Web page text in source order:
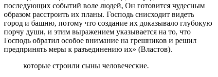
последующих событий воле людей, Он готовится чудесным
образом расстроить их планы. Господь снисходит видеть
город и башню, потому что создание их доказывало глубокую
порчу души, и этим выражением указывается на то, что
Господь обратил особое внимание на грешников и решил
предпринять меры к разъединению их» (Властов).
которые строили сыны человеческие.